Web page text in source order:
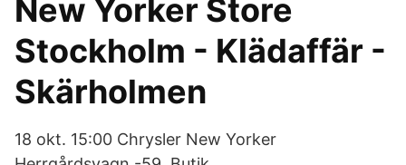
New Yorker Store
Stockholm - Klädaffär -
Skärholmen
18 okt. 15:00 Chrysler New Yorker